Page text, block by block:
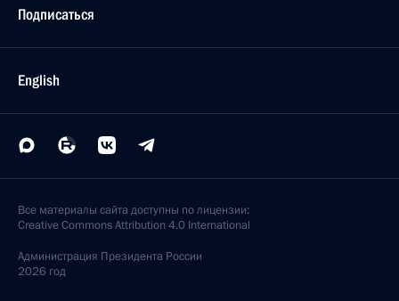
Подписаться
English
Все материалы сайта доступны по лицензии:
Creative Commons Attribution 4.0 International
Администрация Президента России
2026 год